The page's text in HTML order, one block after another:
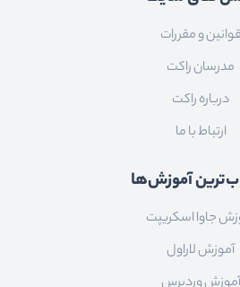
قوانین و مقررات
مدرسان راکت
درباره راکت
ارتباط با ما
آموزش‌ها
جاوا اسکریپت
آموزش لاراول